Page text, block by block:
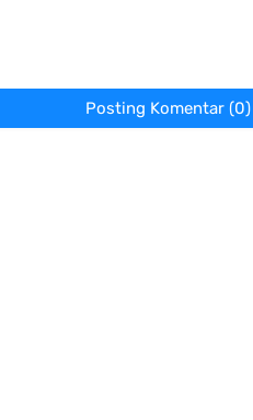
Posting Komentar (0)